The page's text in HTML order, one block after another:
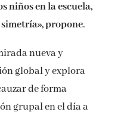
niños en la escuela,
propone.
nueva y
global y explora
de forma
grupal en el día a